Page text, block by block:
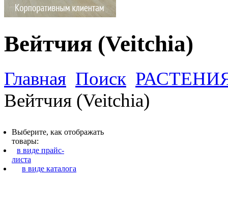
Вейтчия (Veitchia)
Главная Поиск
Вейтчия (Veitchia)
Выберите, как отображать
товары:
в виде прайс-
листа
в виде каталога